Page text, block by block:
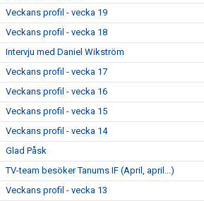
Veckans profil - vecka 19
Veckans profil - vecka 18
Intervju med Daniel Wikström
Veckans profil - vecka 17
Veckans profil - vecka 16
Veckans profil - vecka 15
Veckans profil - vecka 14
Glad Påsk
TV-team besöker Tanums IF (April, april...)
Veckans profil - vecka 13